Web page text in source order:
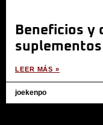
Beneficios y
suplementos
LEER MÁS »
joekenpo